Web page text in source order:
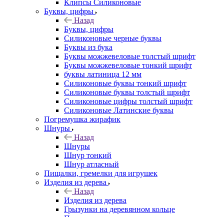
Клипсы Силиконовые
Буквы, цифры
Назад
Буквы, цифры
Силиконовые черные буквы
Буквы из бука
Буквы можжевеловые толстый шрифт
Буквы можжевеловые тонкий шрифт
буквы латиница 12 мм
Силиконовые буквы тонкий шрифт
Силиконовые буквы толстый шрифт
Силиконовые цифры толстый шрифт
Силиконовые Латинские буквы
Погремушка жирафик
Шнуры
Назад
Шнуры
Шнур тонкий
Шнур атласный
Пищалки, гремелки для игрушек
Изделия из дерева
Назад
Изделия из дерева
Грызунки на деревянном кольце